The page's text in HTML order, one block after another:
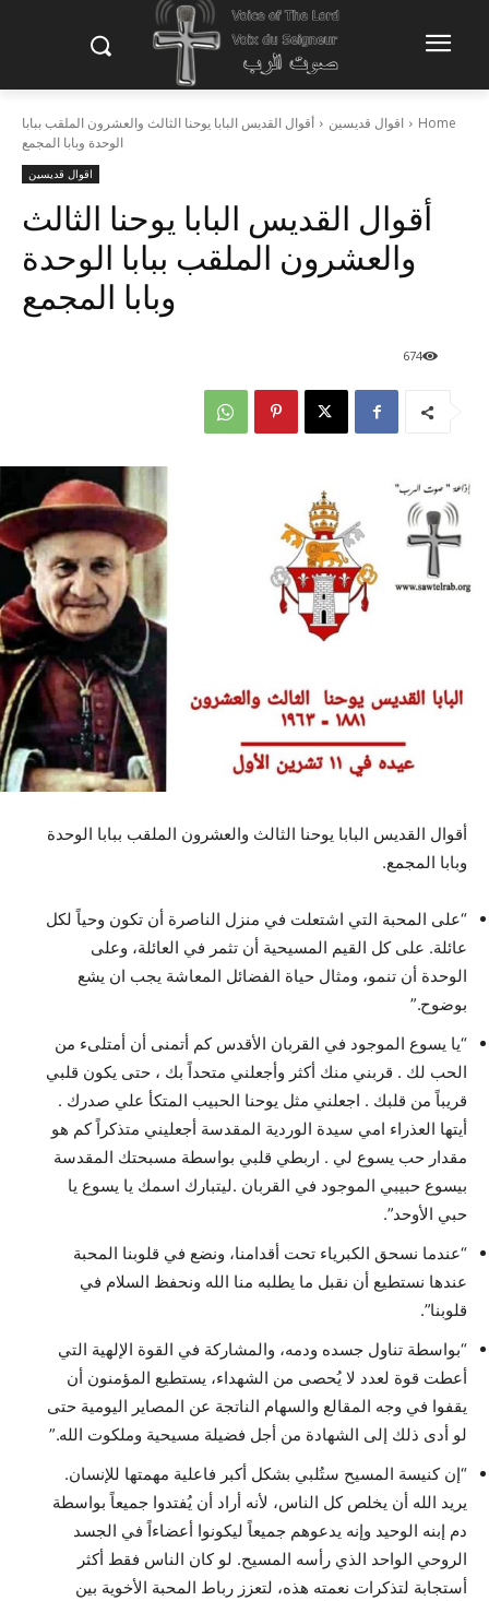
Home اقوال قديسين
أقوال القديس البابا يوحنا الثالث والعشرون الملقب ببابا
الوحدة وبابا المجمع
اقوال قديسين
أقوال القديس البابا يوحنا الثالث
والعشرون الملقب ببابا الوحدة
وبابا المجمع
674
أقوال القديس البابا يوحنا الثالث والعشرون الملقب ببابا الوحدة
وبابا المجمع.
“على المحبة التي اشتعلت في منزل الناصرة أن تكون وحياً لكل
عائلة. على كل القيم المسيحية أن تثمر في العائلة، وعلى
الوحدة أن تنمو، ومثال حياة الفضائل المعاشة يجب ان يشع
بوضوح.”
“يا يسوع الموجود في القربان الأقدس كم أتمنى أن أمتلىء من
الحب لك . قربني منك أكثر وأجعلني متحداً بك ، حتى يكون قلبي
قريباً من قلبك . اجعلني مثل يوحنا الحبيب المتكأ علي صدرك .
أيتها العذراء امي سيدة الوردية المقدسة أجعليني متذكراً كم هو
مقدار حب يسوع لي . اربطي قلبي بواسطة مسبحتك المقدسة
بيسوع حبيبي الموجود في القربان .ليتبارك اسمك يا يسوع يا
حبي الأوحد”.
“عندما نسحق الكبرياء تحت أقدامنا، ونضع في قلوبنا المحبة
عندها نستطيع أن نقبل ما يطلبه منا الله ونحفظ السلام في
قلوبنا”.
“بواسطة تناول جسده ودمه، والمشاركة في القوة الإلهية التي
أعطت قوة لعدد لا يُحصى من الشهداء، يستطيع المؤمنون أن
يقفوا في وجه المقالع والسهام الناتجة عن المصاير اليومية حتى
لو أدى ذلك إلى الشهادة من أجل فضيلة مسيحية وملكوت الله.”
“إن كنيسة المسيح ستُلبي بشكل أكبر فاعلية مهمتها للإنسان.
يريد الله أن يخلص كل الناس، لأنه أراد أن يُفتدوا جميعاً بواسطة
دم إبنه الوحيد وإنه يدعوهم جميعاً ليكونوا أعضاءاً في الجسد
الروحي الواحد الذي رأسه المسيح. لو كان الناس فقط أكثر
أستجابة لتذكرات نعمته هذه، لتعزز رباط المحبة الأخوية بين